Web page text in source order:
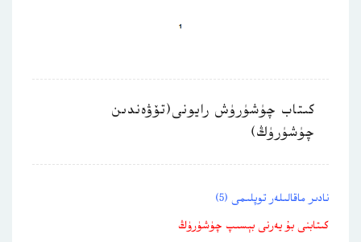
كىتاب چۈشۈرۈش رايونى(تۆۋەندىن
چۈشۈرۈڭ)
نادىر ماقالىلەر توپلىمى (5)
كىتابنى بۇ يەرنى بېسىپ چۈشۈرۈڭ